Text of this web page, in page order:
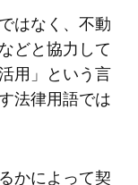
はなく、不動
どと協力して
用」という言
法律用語では
かによって契